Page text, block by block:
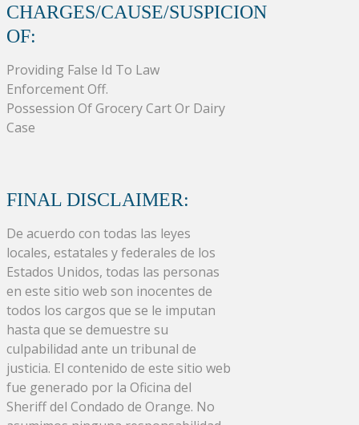
CHARGES/CAUSE/SUSPICION
OF:
Providing False Id To Law
Enforcement Off.
Possession Of Grocery Cart Or Dairy
Case
FINAL DISCLAIMER:
De acuerdo con todas las leyes
locales, estatales y federales de los
Estados Unidos, todas las personas
en este sitio web son inocentes de
todos los cargos que se le imputan
hasta que se demuestre su
culpabilidad ante un tribunal de
justicia. El contenido de este sitio web
fue generado por la Oficina del
Sheriff del Condado de Orange. No